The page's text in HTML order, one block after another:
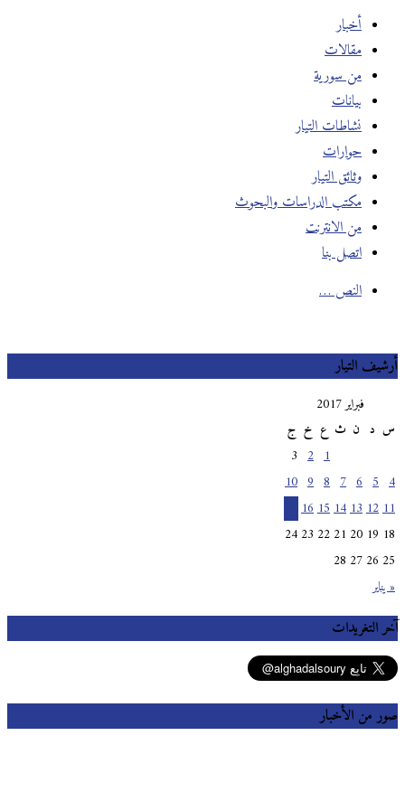
أخبار
مقالات
من سورية
بيانات
نشاطات التيار
حوارات
وثائق التيار
مكتب الدراسات والبحوث
من الانترنت
اتصل بنا
النص …
أرشيف التيار
فبراير 2017
س
ث خ ج
« يناير
10
11
12
13
14
15
16
17
18
19
20
21
22
23
24
25
26
27
28
آخر التغريدات
صور من الأخبار